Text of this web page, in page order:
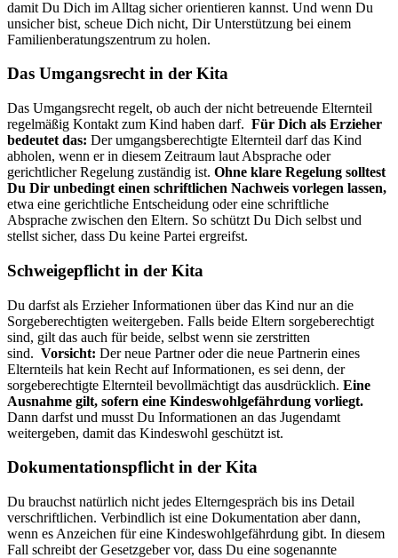
damit Du Dich im Alltag sicher orientieren kannst. Und wenn Du
unsicher bist, scheue Dich nicht, Dir Unterstützung bei einem
Familienberatungszentrum zu holen.
Das Umgangsrecht in der Kita
Das Umgangsrecht regelt, ob auch der nicht betreuende Elternteil
regelmäßig Kontakt zum Kind haben darf. Für Dich als Erzieher
bedeutet das: Der umgangsberechtigte Elternteil darf das Kind
abholen, wenn er in diesem Zeitraum laut Absprache oder
gerichtlicher Regelung zuständig ist. Ohne klare Regelung solltest
Du Dir unbedingt einen schriftlichen Nachweis vorlegen lassen,
etwa eine gerichtliche Entscheidung oder eine schriftliche
Absprache zwischen den Eltern. So schützt Du Dich selbst und
stellst sicher, dass Du keine Partei ergreifst.
Schweigepflicht in der Kita
Du darfst als Erzieher Informationen über das Kind nur an die
Sorgeberechtigten weitergeben. Falls beide Eltern sorgeberechtigt
sind, gilt das auch für beide, selbst wenn sie zerstritten
sind. Vorsicht: Der neue Partner oder die neue Partnerin eines
Elternteils hat kein Recht auf Informationen, es sei denn, der
sorgeberechtigte Elternteil bevollmächtigt das ausdrücklich. Eine
Ausnahme gilt, sofern eine Kindeswohlgefährdung vorliegt.
Dann darfst und musst Du Informationen an das Jugendamt
weitergeben, damit das Kindeswohl geschützt ist.
Dokumentationspflicht in der Kita
Du brauchst natürlich nicht jedes Elterngespräch bis ins Detail
verschriftlichen. Verbindlich ist eine Dokumentation aber dann,
wenn es Anzeichen für eine Kindeswohlgefährdung gibt. In diesem
Fall schreibt der Gesetzgeber vor, dass Du eine sogenannte